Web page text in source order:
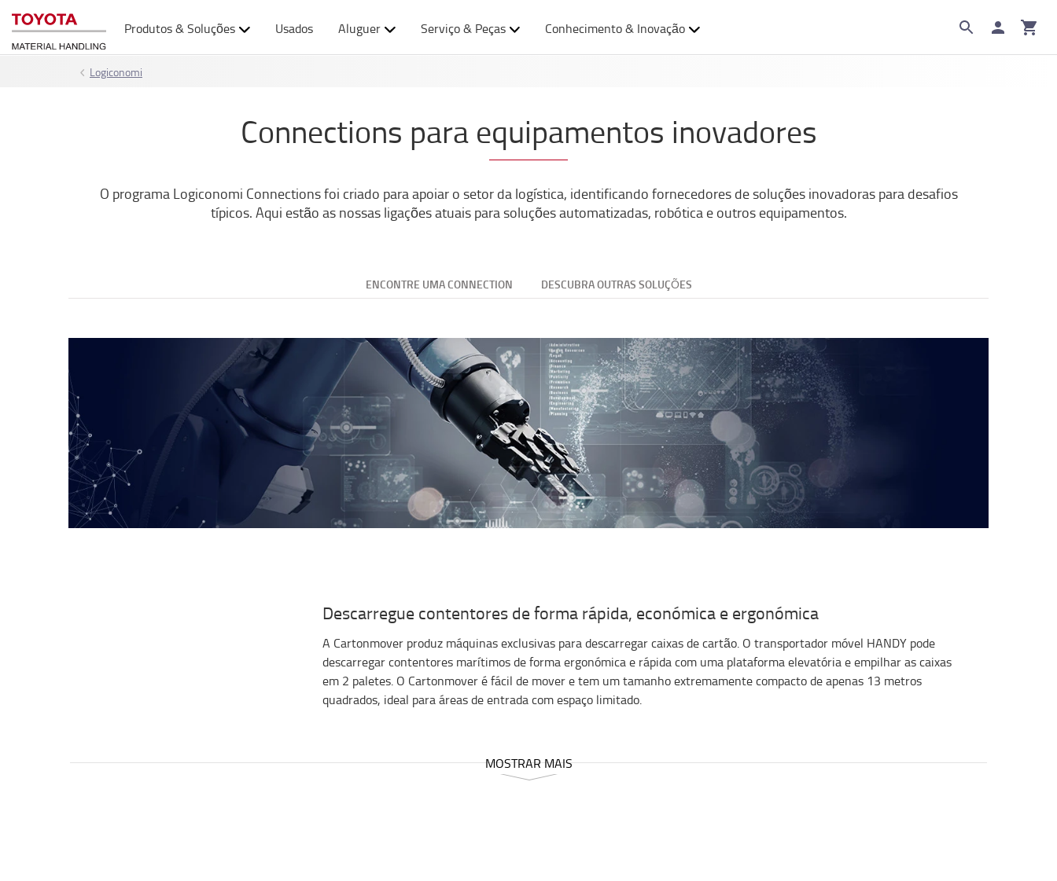
Produtos & Soluções Usados Aluguer Serviço & Peças Conhecimento & Inovação
Logiconomi
Connections para equipamentos inovadores
O programa Logiconomi Connections foi criado para apoiar o setor da logística, identificando fornecedores de soluções inovadoras para desafios
típicos. Aqui estão as nossas ligações atuais para soluções automatizadas, robótica e outros equipamentos.
ENCONTRE UMA CONNECTION DESCUBRA OUTRAS SOLUÇÕES
Descarregue contentores de forma rápida, económica e ergonómica
A Cartonmover produz máquinas exclusivas para descarregar caixas de cartão. O transportador móvel HANDY pode
descarregar contentores marítimos de forma ergonómica e rápida com uma plataforma elevatória e empilhar as caixas
em 2 paletes. O Cartonmover é fácil de mover e tem um tamanho extremamente compacto de apenas 13 metros
quadrados, ideal para áreas de entrada com espaço limitado.
MOSTRAR MAIS